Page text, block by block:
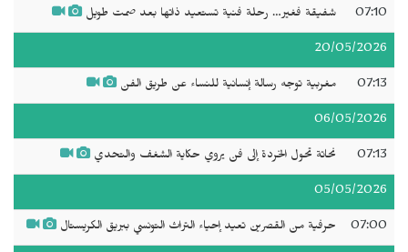
07:10 شفيقة فغير… رحلة فنية تستعيد ذاتها بعد صمت طويل
20/05/2026
07:13 مغربية توجه رسالة إنسانية للنساء عن طريق الفن
06/05/2026
07:13 نحاتة تحول الخردة إلى فن يروي حكاية الشغف والتحدي
05/05/2026
07:00 حرفية من القصرين تعيد إحياء التراث التونسي ببريق الكريستال